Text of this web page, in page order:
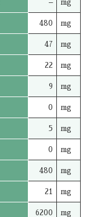
– mg
480 mg
47 mg
22 mg
9 mg
0 mg
5 mg
0 mg
480 mg
21 mg
6200 mg